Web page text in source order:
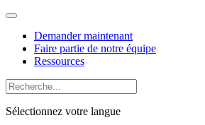
Demander maintenant
Faire partie de notre équipe
Ressources
Sélectionnez votre langue